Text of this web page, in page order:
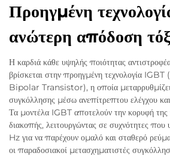
Προηγμένη
ανώτερη απόδοση
Η καρδιά κάθε υψηλής ποιότητας
βρίσκεται στην προηγμένη τεχνολογία
Bipolar Transistor), η οποία μεταρρυθμίζει
συγκόλλησης μέσω ανεπίτρεπτου ελέγχου
Τα μοντέλα IGBT αποτελούν την κορυφή της
διακοπής, λειτουργώντας σε συχνότητες
Hz για να παρέχουν ομαλό και σταθερό
οι παραδοσιακοί μετασχηματιστές